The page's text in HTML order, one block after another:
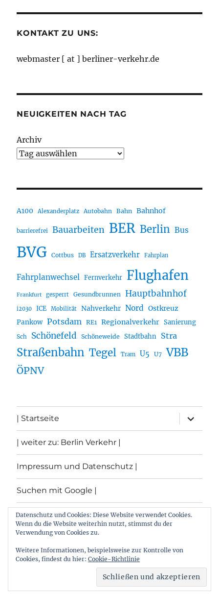
KONTAKT ZU UNS:
webmaster [ at ] berliner-verkehr.de
NEUIGKEITEN NACH TAG
Archiv
A100 Alexanderplatz Autobahn Bahn Bahnhof
barrierefrei Bauarbeiten BER Berlin Bus
BVG Cottbus DB Ersatzverkehr Fahrplan
Fahrplanwechsel Fernverkehr Flughafen
Frankfurt gesperrt Gesundbrunnen Hauptbahnhof
i2030 ICE Mobilität Nahverkehr Nord Ostkreuz
Pankow Potsdam RE1 Regionalverkehr Sanierung
Sch Schönefeld Schöneweide Stadtbahn Stra
Straßenbahn Tegel Tram U5 U7 VBB
ÖPNV
| Startseite
öffnen
| weiter zu: Berlin Verkehr |
Impressum und Datenschutz |
Suchen mit Google |
Themen
Archiv von: Berlin:Verkehr
Stolz präsentiert von
Datenschutz und Cookies: Diese Website verwendet Cookies.
Wenn du die Website weiterhin nutzt, stimmst du der
Verwendung von Cookies zu.
Weitere Informationen, beispielsweise zur Kontrolle von
Cookies, findest du hier: Cookie-Richtlinie